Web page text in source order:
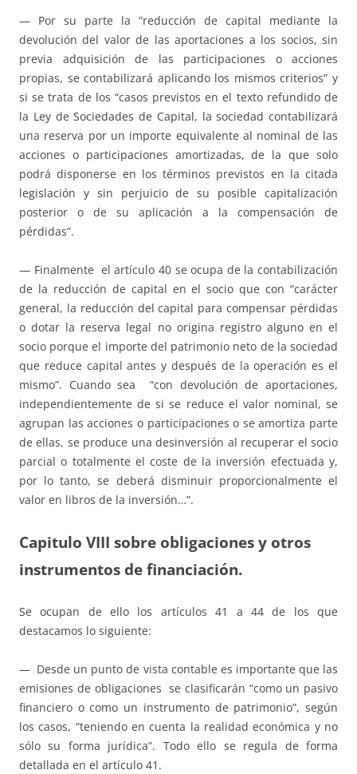
— Por su parte la “reducción de capital mediante la
devolución del valor de las aportaciones a los socios, sin
previa adquisición de las participaciones o acciones
propias, se contabilizará aplicando los mismos criterios” y
si se trata de los “casos previstos en el texto refundido de
la Ley de Sociedades de Capital, la sociedad contabilizará
una reserva por un importe equivalente al nominal de las
acciones o participaciones amortizadas, de la que solo
podrá disponerse en los términos previstos en la citada
legislación y sin perjuicio de su posible capitalización
posterior o de su aplicación a la compensación de
pérdidas”.
— Finalmente el artículo 40 se ocupa de la contabilización
de la reducción de capital en el socio que con “carácter
general, la reducción del capital para compensar pérdidas
o dotar la reserva legal no origina registro alguno en el
socio porque el importe del patrimonio neto de la sociedad
que reduce capital antes y después de la operación es el
mismo”. Cuando sea “con devolución de aportaciones,
independientemente de si se reduce el valor nominal, se
agrupan las acciones o participaciones o se amortiza parte
de ellas, se produce una desinversión al recuperar el socio
parcial o totalmente el coste de la inversión efectuada y,
por lo tanto, se deberá disminuir proporcionalmente el
valor en libros de la inversión…”.
Capitulo VIII sobre obligaciones y otros
instrumentos de financiación.
Se ocupan de ello los artículos 41 a 44 de los que
destacamos lo siguiente:
— Desde un punto de vista contable es importante que las
emisiones de obligaciones se clasificarán “como un pasivo
financiero o como un instrumento de patrimonio”, según
los casos, “teniendo en cuenta la realidad económica y no
sólo su forma jurídica”. Todo ello se regula de forma
detallada en el artículo 41.